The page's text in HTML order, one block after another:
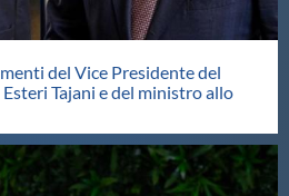
del Vice Presidente del
Tajani e del ministro allo